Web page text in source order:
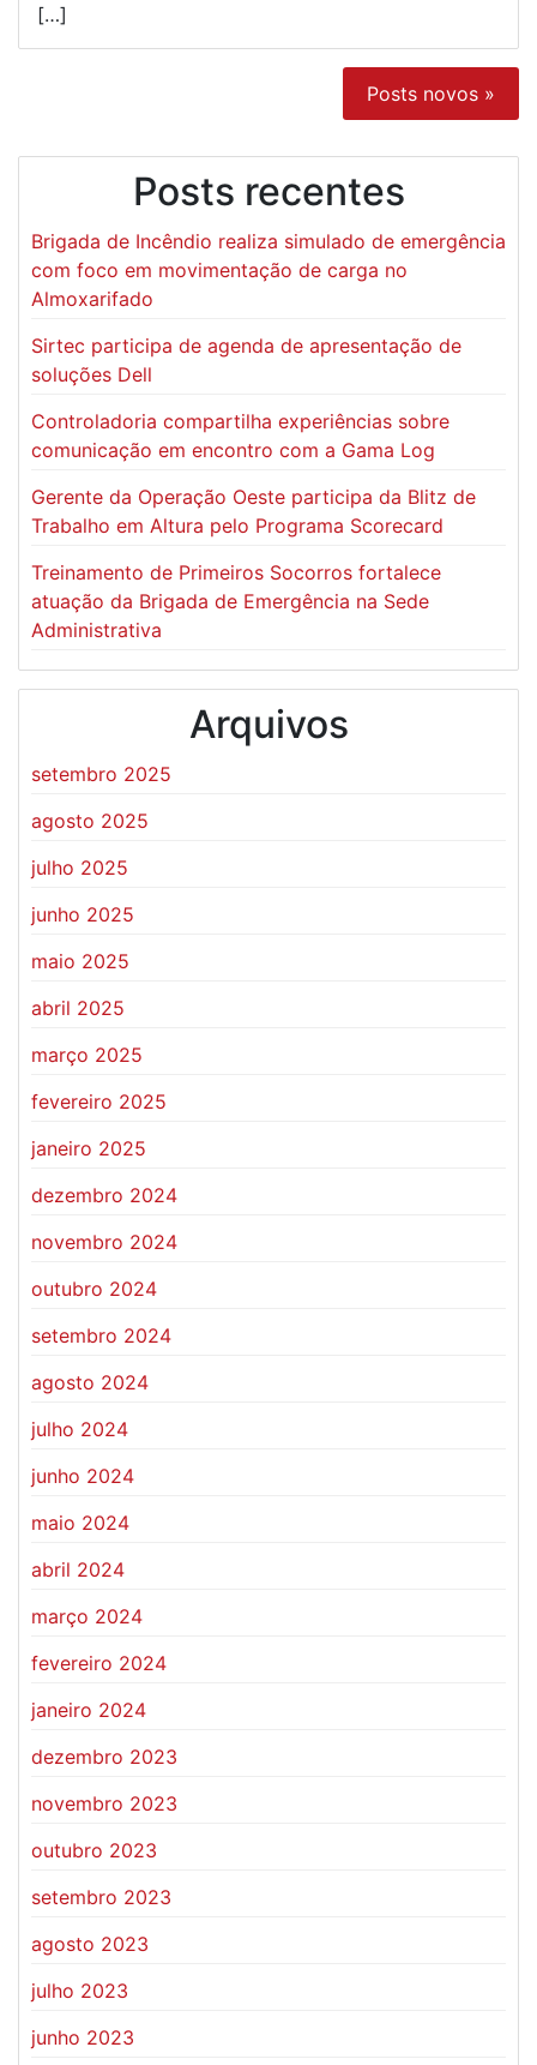
[…]
Posts novos »
Posts recentes
Brigada de Incêndio realiza simulado de emergência
com foco em movimentação de carga no
Almoxarifado
Sirtec participa de agenda de apresentação de
soluções Dell
Controladoria compartilha experiências sobre
comunicação em encontro com a Gama Log
Gerente da Operação Oeste participa da Blitz de
Trabalho em Altura pelo Programa Scorecard
Treinamento de Primeiros Socorros fortalece
atuação da Brigada de Emergência na Sede
Administrativa
Arquivos
setembro 2025
agosto 2025
julho 2025
junho 2025
maio 2025
abril 2025
março 2025
fevereiro 2025
janeiro 2025
dezembro 2024
novembro 2024
outubro 2024
setembro 2024
agosto 2024
julho 2024
junho 2024
maio 2024
abril 2024
março 2024
fevereiro 2024
janeiro 2024
dezembro 2023
novembro 2023
outubro 2023
setembro 2023
agosto 2023
julho 2023
junho 2023